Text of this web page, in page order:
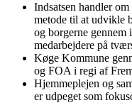
Indsatsen handler
metode til at udvikle
og borgerne gennem
medarbejdere på
Køge Kommune
og FOA i regi af
Hjemmeplejen og
er udpeget som